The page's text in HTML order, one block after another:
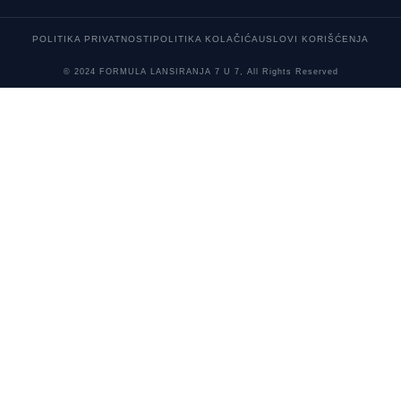
POLITIKA PRIVATNOSTI POLITIKA KOLAČIĆAUSLOVI KORIŠĆENJA
© 2024 FORMULA LANSIRANJA 7 U 7, All Rights Reserved